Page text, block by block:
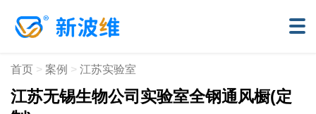
首页 > 案例 > 江苏实验室
江苏无锡生物公司实验室全钢通风橱(定